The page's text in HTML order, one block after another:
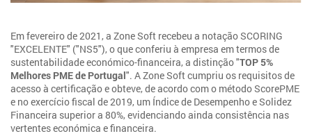
Em fevereiro de 2021, a Zone Soft recebeu a notação SCORING
"EXCELENTE" ("NS5"), o que conferiu à empresa em termos de
sustentabilidade económico-financeira, a distinção "TOP 5%
Melhores PME de Portugal". A Zone Soft cumpriu os requisitos de
acesso à certificação e obteve, de acordo com o método ScorePME
e no exercício fiscal de 2019, um Índice de Desempenho e Solidez
Financeira superior a 80%, evidenciando ainda consistência nas
vertentes económica e financeira.